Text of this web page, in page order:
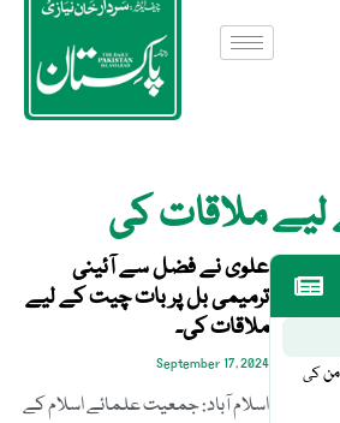
ملاقات کی
کی
علوی نے فضل سے آئینی
ترمیمی بل پر بات چیت کے لیے
ملاقات کی۔
September 17, 2024
اسلام آباد: جمعیت علمائے اسلام کے